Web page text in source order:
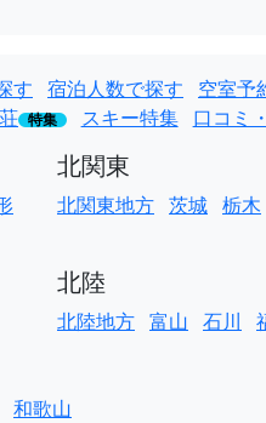
す 宿泊人数で探す 空室予
特集 スキー特集 口コミ
北関東
北関東地方 茨城 栃木
北陸
北陸地方 富山 石川
和歌山